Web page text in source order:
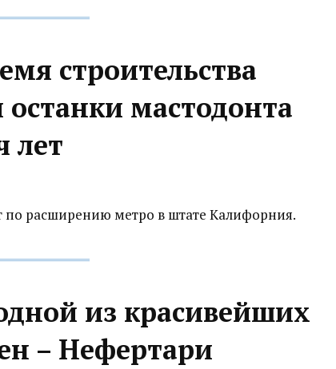
строительства
мастодонта
лет
по расширению метро в штате Калифорния.
из красивейших
– Нефертари